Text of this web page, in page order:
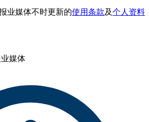
业媒体不时更新的使用条款及个人资料
媒体